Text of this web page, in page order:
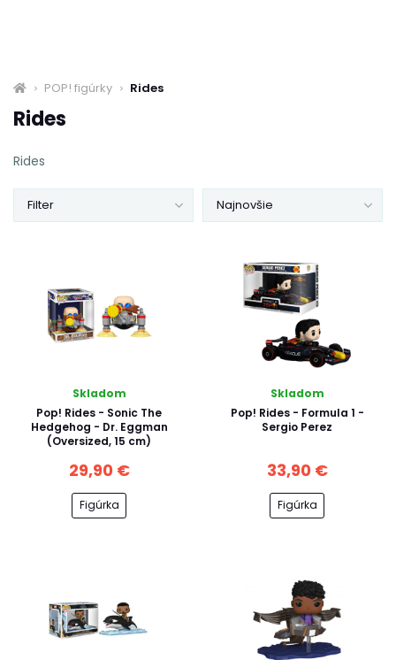
POP! figúrky Rides
Rides
Rides
Najnovšie
Filter
Skladom
Pop! Rides - Sonic The
Hedgehog - Dr. Eggman
(Oversized, 15 cm)
29,90 €
Figúrka
Skladom
Pop! Rides - Formula 1 -
Sergio Perez
33,90 €
Figúrka